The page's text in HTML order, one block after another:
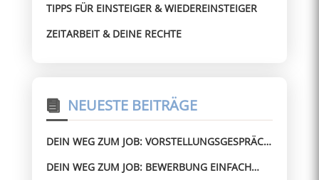
TIPPS FÜR EINSTEIGER & WIEDEREINSTEIGER
ZEITARBEIT & DEINE RECHTE
NEUESTE BEITRÄGE
DEIN WEG ZUM JOB: VORSTELLUNGSGESPRÄCH
DEIN WEG ZUM JOB: BEWERBUNG EINFACH